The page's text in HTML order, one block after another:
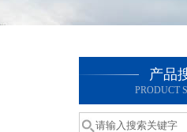
产品
PRODUCT